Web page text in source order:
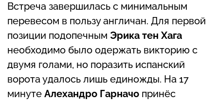
Встреча завершилась с минимальным
перевесом в пользу англичан. Для первой
позиции подопечным Эрика тен Хага
необходимо было одержать викторию с
двумя голами, но поразить испанский
ворота удалось лишь единожды. На 17
минуте Алехандро Гарначо принёс